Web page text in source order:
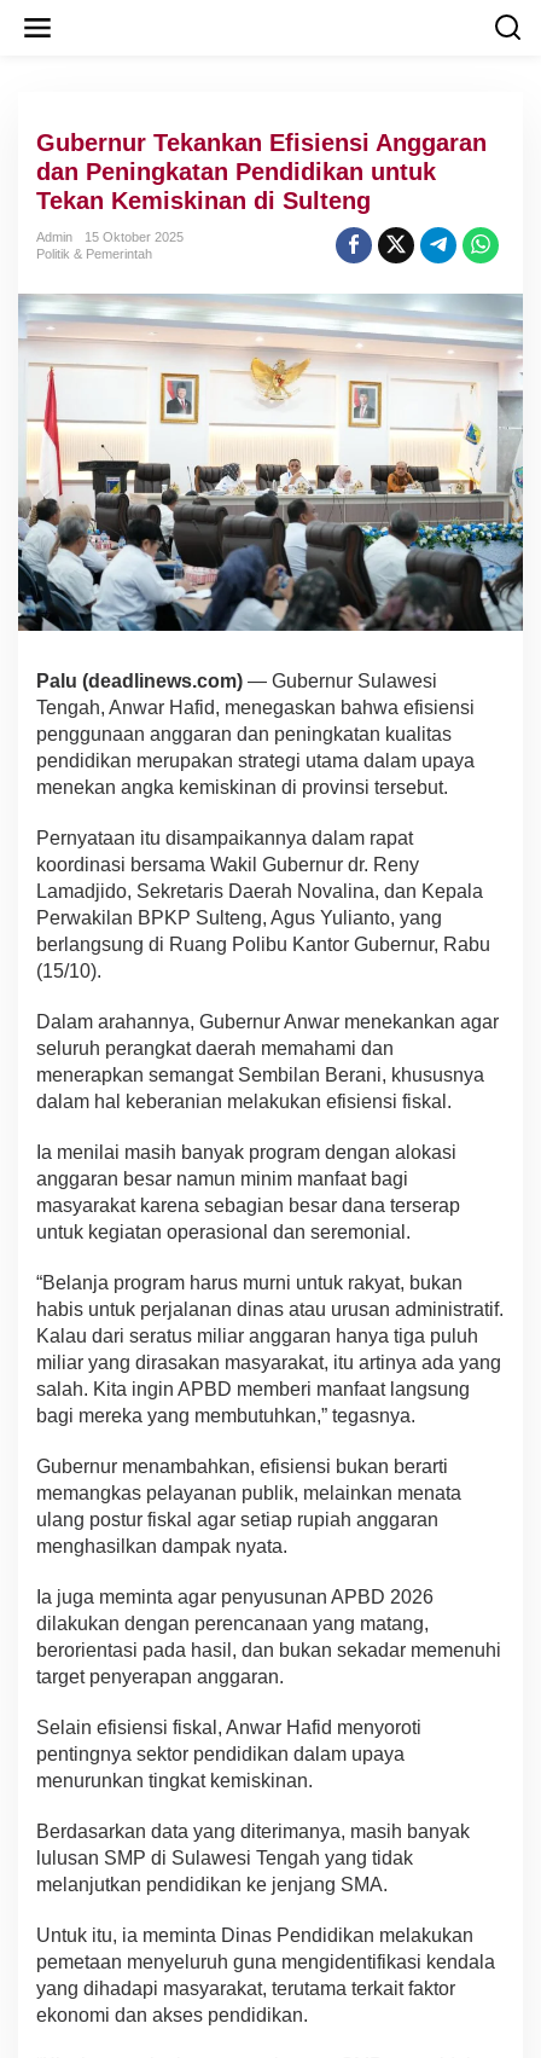
Gubernur Tekankan Efisiensi Anggaran
dan Peningkatan Pendidikan untuk
Tekan Kemiskinan di Sulteng
Admin
15 Oktober 2025
Politik & Pemerintah
Palu (deadlinews.com) — Gubernur Sulawesi
Tengah, Anwar Hafid, menegaskan bahwa efisiensi
penggunaan anggaran dan peningkatan kualitas
pendidikan merupakan strategi utama dalam upaya
menekan angka kemiskinan di provinsi tersebut.
Pernyataan itu disampaikannya dalam rapat
koordinasi bersama Wakil Gubernur dr. Reny
Lamadjido, Sekretaris Daerah Novalina, dan Kepala
Perwakilan BPKP Sulteng, Agus Yulianto, yang
berlangsung di Ruang Polibu Kantor Gubernur, Rabu
(15/10).
Dalam arahannya, Gubernur Anwar menekankan agar
seluruh perangkat daerah memahami dan
menerapkan semangat Sembilan Berani, khususnya
dalam hal keberanian melakukan efisiensi fiskal.
Ia menilai masih banyak program dengan alokasi
anggaran besar namun minim manfaat bagi
masyarakat karena sebagian besar dana terserap
untuk kegiatan operasional dan seremonial.
“Belanja program harus murni untuk rakyat, bukan
habis untuk perjalanan dinas atau urusan administratif.
Kalau dari seratus miliar anggaran hanya tiga puluh
miliar yang dirasakan masyarakat, itu artinya ada yang
salah. Kita ingin APBD memberi manfaat langsung
bagi mereka yang membutuhkan,” tegasnya.
Gubernur menambahkan, efisiensi bukan berarti
memangkas pelayanan publik, melainkan menata
ulang postur fiskal agar setiap rupiah anggaran
menghasilkan dampak nyata.
Ia juga meminta agar penyusunan APBD 2026
dilakukan dengan perencanaan yang matang,
berorientasi pada hasil, dan bukan sekadar memenuhi
target penyerapan anggaran.
Selain efisiensi fiskal, Anwar Hafid menyoroti
pentingnya sektor pendidikan dalam upaya
menurunkan tingkat kemiskinan.
Berdasarkan data yang diterimanya, masih banyak
lulusan SMP di Sulawesi Tengah yang tidak
melanjutkan pendidikan ke jenjang SMA.
Untuk itu, ia meminta Dinas Pendidikan melakukan
pemetaan menyeluruh guna mengidentifikasi kendala
yang dihadapi masyarakat, terutama terkait faktor
ekonomi dan akses pendidikan.